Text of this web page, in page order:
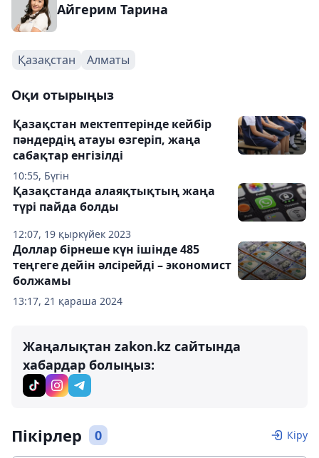
Айгерим Тарина
Қазақстан Алматы
Оқи отырыңыз
10:55, Бүгін
Қазақстан мектептерінде кейбір
пәндердің атауы өзгеріп, жаңа
сабақтар енгізілді
12:07, 19 қыркүйек 2023
Қазақстанда алаяқтықтың жаңа
түрі пайда болды
13:17, 21 қараша 2024
Доллар бірнеше күн ішінде 485
теңгеге дейін әлсірейді – экономист
болжамы
Жаңалықтан zakon.kz сайтында
хабардар болыңыз:
Пікірлер 0 Кіру